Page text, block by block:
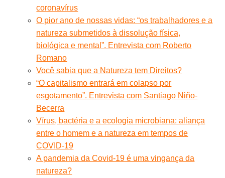
coronavírus
O pior ano de nossas vidas: “os trabalhadores e a
natureza submetidos à dissolução física,
biológica e mental”. Entrevista com Roberto
Romano
Você sabia que a Natureza tem Direitos?
“O capitalismo entrará em colapso por
esgotamento”. Entrevista com Santiago Niño-
Becerra
Vírus, bactéria e a ecologia microbiana: aliança
entre o homem e a natureza em tempos de
COVID-19
A pandemia da Covid-19 é uma vingança da
natureza?